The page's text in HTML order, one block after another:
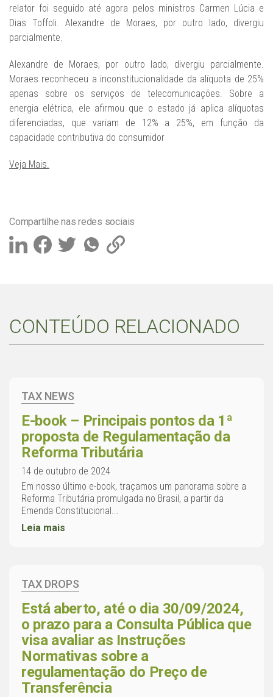
relator foi seguido até agora pelos ministros Carmen Lúcia e
Dias Toffoli. Alexandre de Moraes, por outro lado, divergiu
parcialmente.
Alexandre de Moraes, por outro lado, divergiu parcialmente.
Moraes reconheceu a inconstitucionalidade da alíquota de 25%
apenas sobre os serviços de telecomunicações. Sobre a
energia elétrica, ele afirmou que o estado já aplica alíquotas
diferenciadas, que variam de 12% a 25%, em função da
capacidade contributiva do consumidor
Veja Mais.
Compartilhe nas redes sociais
CONTEÚDO RELACIONADO
TAX NEWS
E-book – Principais pontos da 1ª
proposta de Regulamentação da
Reforma Tributária
14 de outubro de 2024
Em nosso último e-book, traçamos um panorama sobre a
Reforma Tributária promulgada no Brasil, a partir da
Emenda Constitucional...
Leia mais
TAX DROPS
Está aberto, até o dia 30/09/2024,
o prazo para a Consulta Pública que
visa avaliar as Instruções
Normativas sobre a
regulamentação do Preço de
Transferência